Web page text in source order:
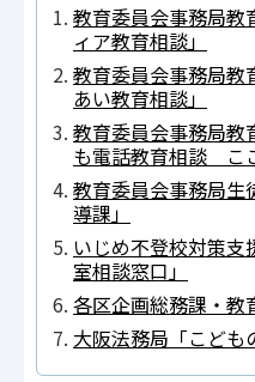
教育委員会事務局教
ィア教育相談」
教育委員会事務局教
あい教育相談」
教育委員会事務局教
も電話教育相談 こ
教育委員会事務局生
導課」
いじめ不登校対策
室相談窓口」
各区企画総務課・教
大阪法務局「こども